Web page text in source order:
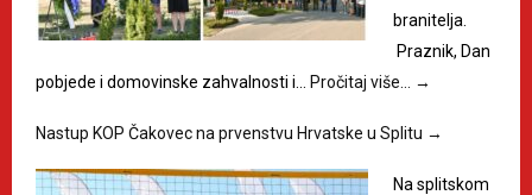
branitelja.
Praznik, Dan
pobjede i domovinske zahvalnosti i… Pročitaj više… →
Nastup KOP Čakovec na prvenstvu Hrvatske u Splitu →
Na splitskom